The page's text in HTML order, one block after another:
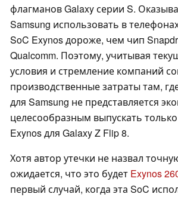
флагманов Galaxy серии S.
Samsung использовать в
SoC Exynos дороже, чем чип
Qualcomm. Поэтому, учитывая
условия и стремление компаний
производственные затраты там,
для Samsung не представляется
целесообразным выпускать
Exynos для Galaxy Z Flip 8.
Хотя автор утечки не назвал
ожидается, что это будет Exynos
первый случай, когда эта SoC